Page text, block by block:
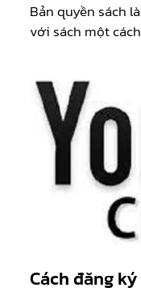
Bản quyền sách
với sách một
Cách đăng